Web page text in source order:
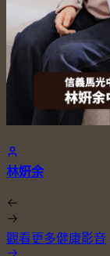
林姸余
觀看更多健康影音